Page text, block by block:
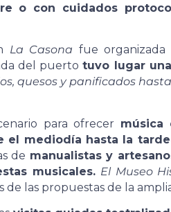
o con cuidados
La Casona fue
del puertotuvo lugar
quesos y panificados
para ofrecer
el mediodía hasta la
de manualistas y
musicales. El Museo
de las propuestas de la